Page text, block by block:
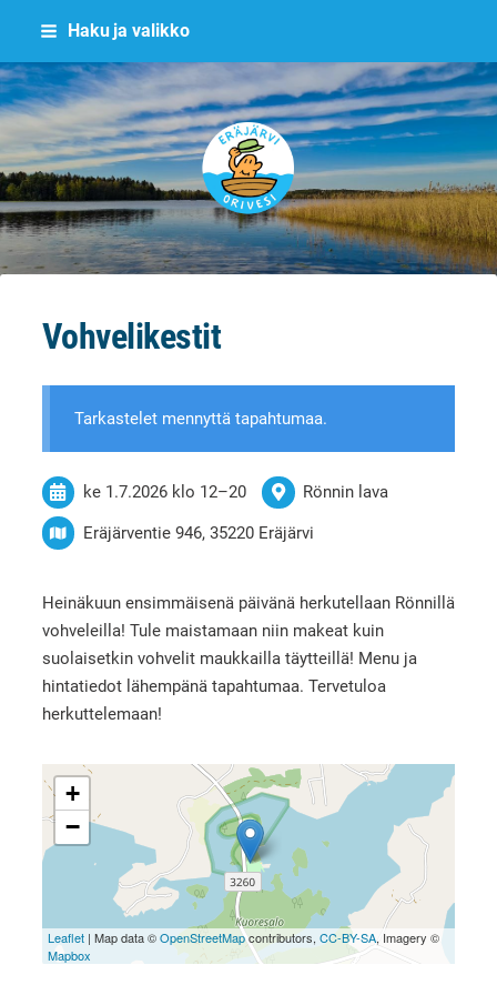
Siirry
sisältöön
Haku ja valikko
Eräjärvi
Vohvelikestit
Tarkastelet mennyttä tapahtumaa.
ke 1.7.2026 klo 12–20 Rönnin lava
Eräjärventie 946, 35220 Eräjärvi
Heinäkuun ensimmäisenä päivänä herkutellaan Rönnillä
vohveleilla! Tule maistamaan niin makeat kuin
suolaisetkin vohvelit maukkailla täytteillä! Menu ja
hintatiedot lähempänä tapahtumaa. Tervetuloa
herkuttelemaan!
+
−
Leaflet| Map data ©OpenStreetMapcontributors, CC-BY-SA, Imagery ©
Mapbox